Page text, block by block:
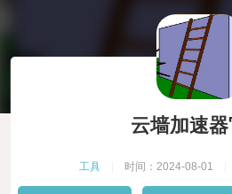
云墙加速器
工具 时间：2024-08-01